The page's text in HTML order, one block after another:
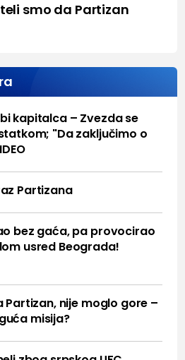
smo da Partizan
kapitalca – Zvezda se
"Da zaključimo o
Partizana
bez gaća, pa provocirao
usred Beograda!
nije moglo gore –
misija?